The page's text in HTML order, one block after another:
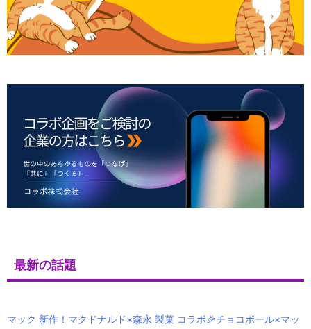
最新の話題
マック 新作！マクドナルド×森永 製菓 コラボ🎉チョコボール×マッ